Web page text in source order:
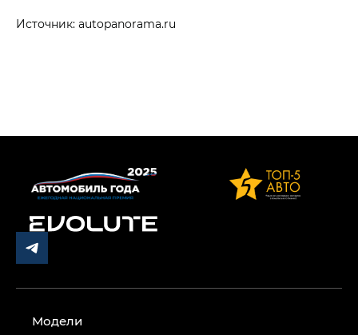
Источник: autopanorama.ru
Модели